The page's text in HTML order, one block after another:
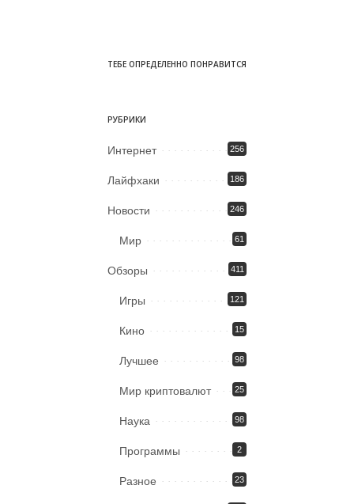
ТЕБЕ ОПРЕДЕЛЕННО ПОНРАВИТСЯ
РУБРИКИ
Интернет 256
Лайфхаки 186
Новости 246
Мир 61
Обзоры 411
Игры 121
Кино 15
Лучшее 98
Мир криптовалют 25
Наука 98
Программы 2
Разное 23